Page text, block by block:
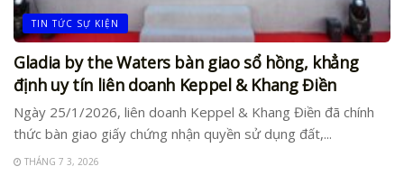
TIN TỨC SỰ KIỆN
Gladia by the Waters bàn giao sổ hồng, khẳng
định uy tín liên doanh Keppel & Khang Điền
Ngày 25/1/2026, liên doanh Keppel & Khang Điền đã chính
thức bàn giao giấy chứng nhận quyền sử dụng đất,...
THÁNG 7 3, 2026